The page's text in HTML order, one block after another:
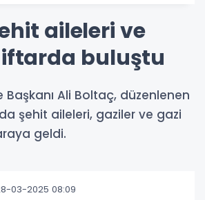
aileleri ve
buluştu
Başkanı Ali Boltaç, düzenlenen
şehit aileleri, gaziler ve gazi
geldi.
03-2025 08:09